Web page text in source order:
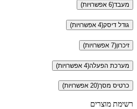
מעבד(6 אפשרויות)
גודל דיסק(4 אפשרויות)
זיכרון(7 אפשרויות)
מערכת הפעלה(4 אפשרויות)
כרטיס מסך(20 אפשרויות)
רשימת מוצרים